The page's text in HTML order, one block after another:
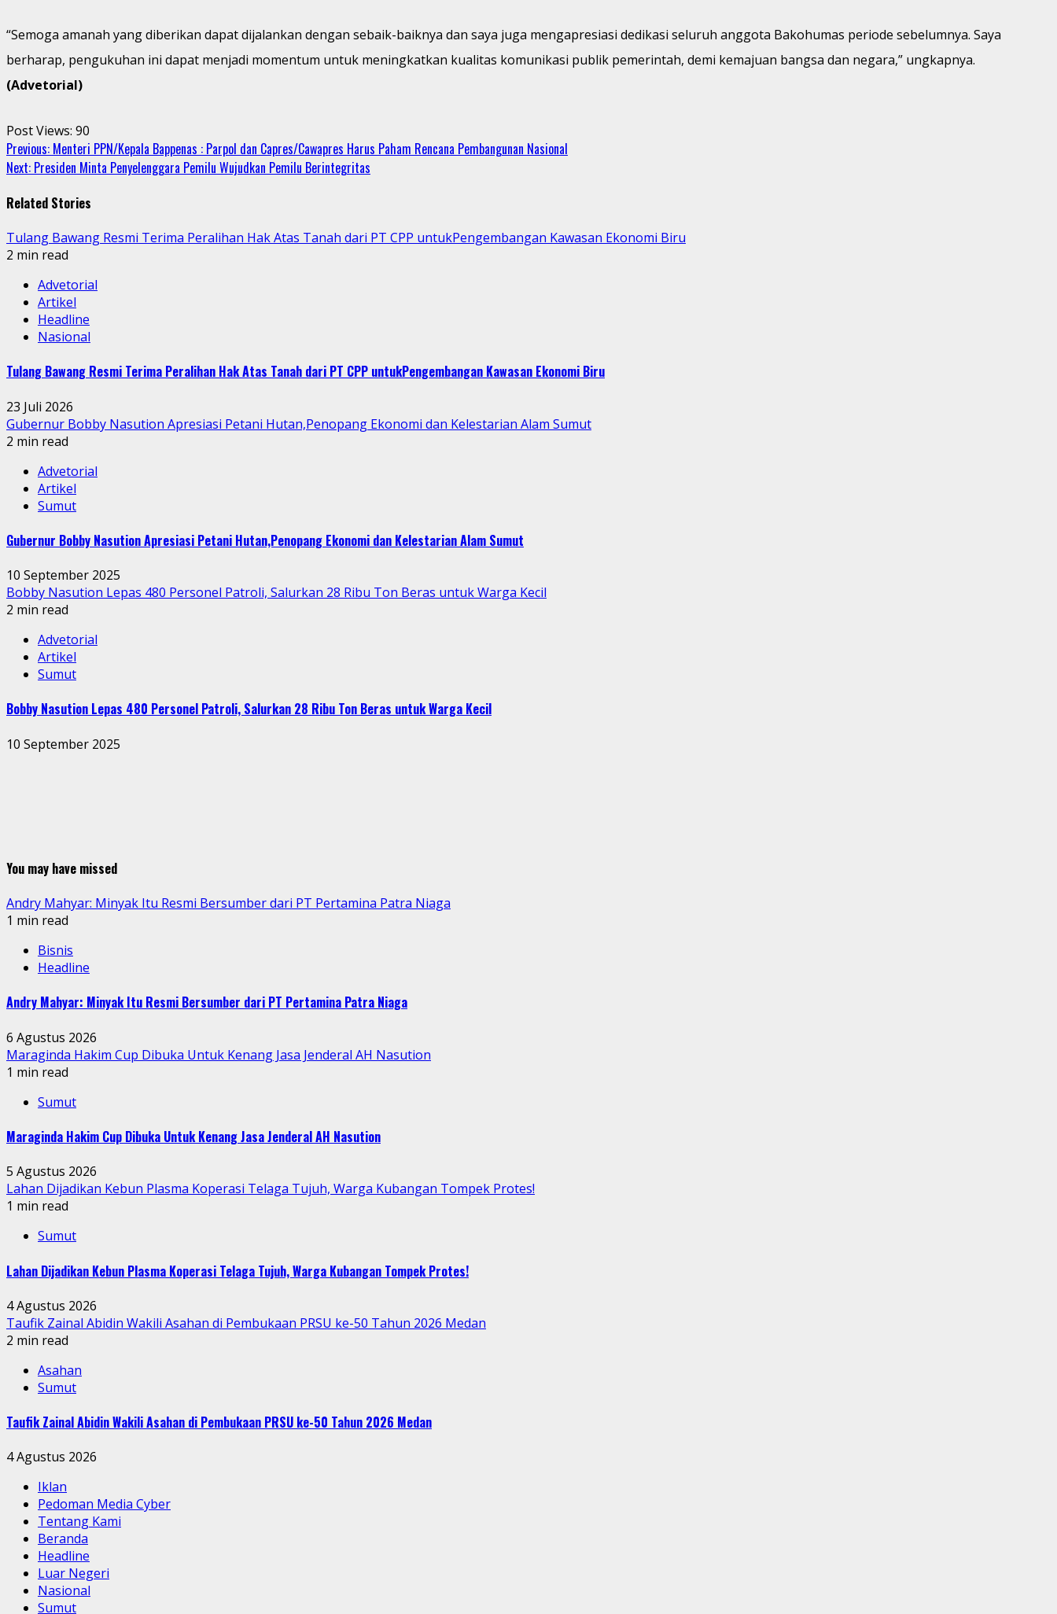
“Semoga amanah yang diberikan dapat dijalankan dengan sebaik-baiknya dan saya juga mengapresiasi dedikasi seluruh anggota Bakohumas periode sebelumnya. Saya
berharap, pengukuhan ini dapat menjadi momentum untuk meningkatkan kualitas komunikasi publik pemerintah, demi kemajuan bangsa dan negara,” ungkapnya.
(Advetorial)
Post Views: 90
Continue
Reading
Previous: Menteri PPN/Kepala Bappenas : Parpol dan Capres/Cawapres Harus Paham Rencana Pembangunan Nasional
Next: Presiden Minta Penyelenggara Pemilu Wujudkan Pemilu Berintegritas
Related Stories
Tulang Bawang Resmi Terima Peralihan Hak Atas Tanah dari PT CPP untukPengembangan Kawasan Ekonomi Biru
2 min read
Advetorial
Artikel
Headline
Nasional
Tulang Bawang Resmi Terima Peralihan Hak Atas Tanah dari PT CPP untukPengembangan Kawasan Ekonomi Biru
23 Juli 2026
Gubernur Bobby Nasution Apresiasi Petani Hutan,Penopang Ekonomi dan Kelestarian Alam Sumut
2 min read
Advetorial
Artikel
Sumut
Gubernur Bobby Nasution Apresiasi Petani Hutan,Penopang Ekonomi dan Kelestarian Alam Sumut
10 September 2025
Bobby Nasution Lepas 480 Personel Patroli, Salurkan 28 Ribu Ton Beras untuk Warga Kecil
2 min read
Advetorial
Artikel
Sumut
Bobby Nasution Lepas 480 Personel Patroli, Salurkan 28 Ribu Ton Beras untuk Warga Kecil
10 September 2025
You may have missed
Andry Mahyar: Minyak Itu Resmi Bersumber dari PT Pertamina Patra Niaga
1 min read
Bisnis
Headline
Andry Mahyar: Minyak Itu Resmi Bersumber dari PT Pertamina Patra Niaga
6 Agustus 2026
Maraginda Hakim Cup Dibuka Untuk Kenang Jasa Jenderal AH Nasution
1 min read
Sumut
Maraginda Hakim Cup Dibuka Untuk Kenang Jasa Jenderal AH Nasution
5 Agustus 2026
Lahan Dijadikan Kebun Plasma Koperasi Telaga Tujuh, Warga Kubangan Tompek Protes!
1 min read
Sumut
Lahan Dijadikan Kebun Plasma Koperasi Telaga Tujuh, Warga Kubangan Tompek Protes!
4 Agustus 2026
Taufik Zainal Abidin Wakili Asahan di Pembukaan PRSU ke-50 Tahun 2026 Medan
2 min read
Asahan
Sumut
Taufik Zainal Abidin Wakili Asahan di Pembukaan PRSU ke-50 Tahun 2026 Medan
4 Agustus 2026
Iklan
Pedoman Media Cyber
Tentang Kami
Beranda
Headline
Luar Negeri
Nasional
Sumut